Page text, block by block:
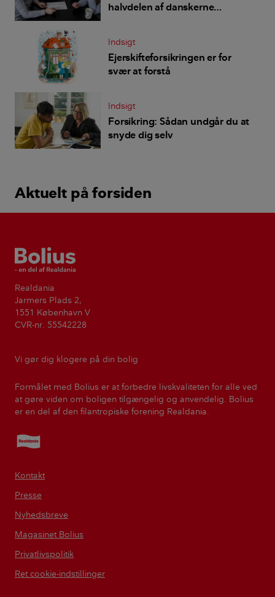
halvdelen af danskerne
Indsigt
Ejerskifteforsikringen er for
svær at forstå
Indsigt
Forsikring: Sådan undgår du at
snyde dig selv
Aktuelt på forsiden
Bolius
Realdania
Jarmers Plads 2,
1551 København V
CVR-nr. 55542228
Vi gør dig klogere på din bolig
Formålet med Bolius er at forbedre livskvaliteten for alle ved
at gøre viden om boligen tilgængelig og anvendelig. Bolius
er en del af den filantropiske forening Realdania.
Realdania
Kontakt
Presse
Nyhedsbreve
Magasinet Bolius
Privatlivspolitik
Ret cookie-indstillinger